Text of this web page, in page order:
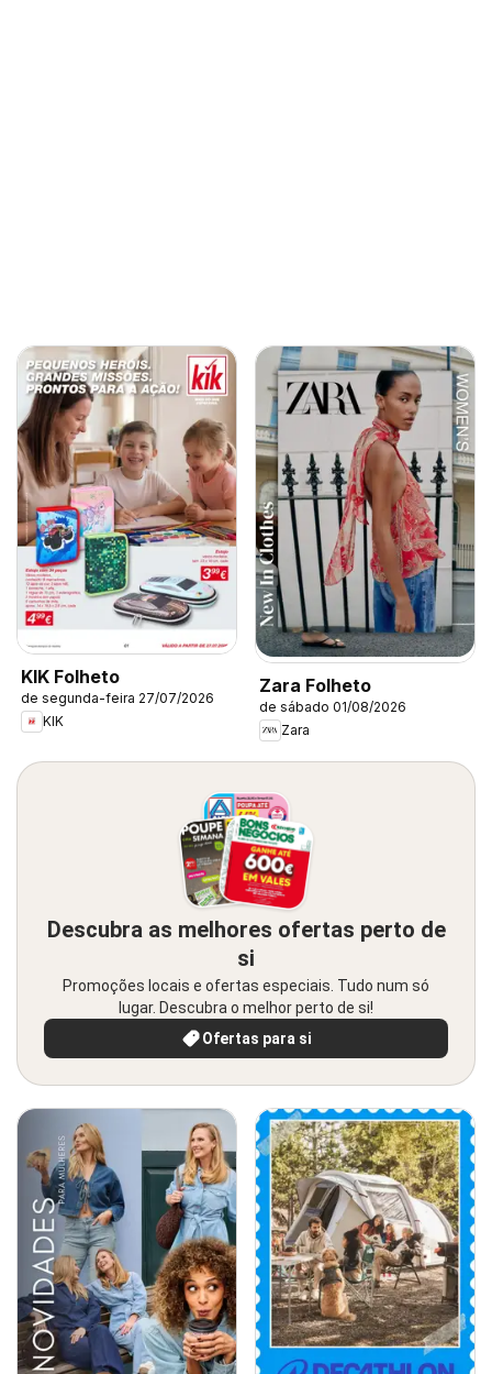
KIK Folheto
de segunda-feira 27/07/2026
KIK
Zara Folheto
de sábado 01/08/2026
Zara
Descubra as melhores ofertas perto de
si
Promoções locais e ofertas especiais. Tudo num só
lugar. Descubra o melhor perto de si!
Ofertas para si